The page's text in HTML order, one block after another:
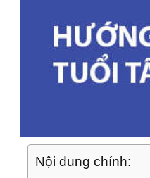
Nội dung chính: